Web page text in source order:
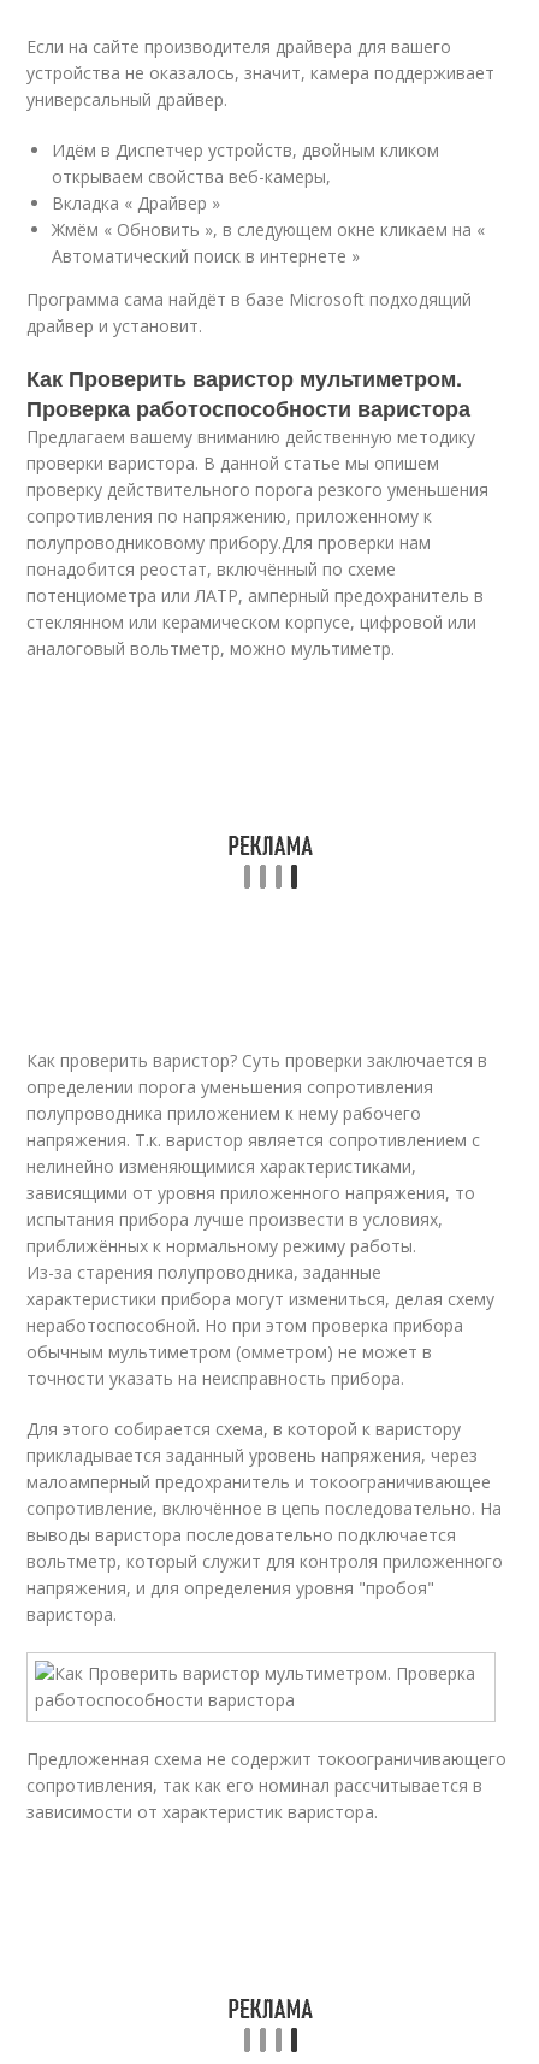
Если на сайте производителя драйвера для вашего
устройства не оказалось, значит, камера поддерживает
универсальный драйвер.
Идём в Диспетчер устройств, двойным кликом
открываем свойства веб-камеры,
Вкладка « Драйвер »
Жмём « Обновить », в следующем окне кликаем на «
Автоматический поиск в интернете »
Программа сама найдёт в базе Microsoft подходящий
драйвер и установит.
Как Проверить варистор мультиметром.
Проверка работоспособности варистора
Предлагаем вашему вниманию действенную методику
проверки варистора. В данной статье мы опишем
проверку действительного порога резкого уменьшения
сопротивления по напряжению, приложенному к
полупроводниковому прибору.Для проверки нам
понадобится реостат, включённый по схеме
потенциометра или ЛАТР, амперный предохранитель в
стеклянном или керамическом корпусе, цифровой или
аналоговый вольтметр, можно мультиметр.
Как проверить варистор? Суть проверки заключается в
определении порога уменьшения сопротивления
полупроводника приложением к нему рабочего
напряжения. Т.к. варистор является сопротивлением с
нелинейно изменяющимися характеристиками,
зависящими от уровня приложенного напряжения, то
испытания прибора лучше произвести в условиях,
приближённых к нормальному режиму работы.
Из-за старения полупроводника, заданные
характеристики прибора могут измениться, делая схему
неработоспособной. Но при этом проверка прибора
обычным мультиметром (омметром) не может в
точности указать на неисправность прибора.
Для этого собирается схема, в которой к варистору
прикладывается заданный уровень напряжения, через
малоамперный предохранитель и токоограничивающее
сопротивление, включённое в цепь последовательно. На
выводы варистора последовательно подключается
вольтметр, который служит для контроля приложенного
напряжения, и для определения уровня "пробоя"
варистора.
Предложенная схема не содержит токоограничивающего
сопротивления, так как его номинал рассчитывается в
зависимости от характеристик варистора.